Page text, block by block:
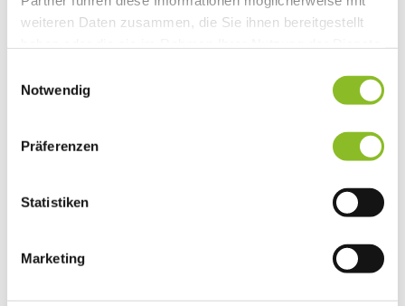
weiteren Daten zusammen, die Sie ihnen bereitgestellt
Notwendig
Präferenzen
Statistiken
Marketing
Vereinsleben
Vereinsservice
Liste der Frastanzer Vereine
Wirtschaft
Tourismus